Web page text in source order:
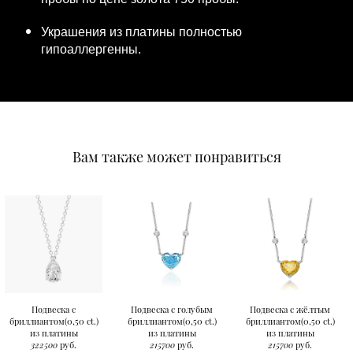
Украшения из платины полностью
гипоаллергенны.
Вам также может понравиться
Подвеска с
бриллиантом(0,50 ct.)
из платины
322500 руб.
Подвеска с голубым
бриллиантом(0,50 ct.)
из платины
215700 руб.
Подвеска с жёлтым
бриллиантом(0,50 ct.)
из платины
215700 руб.